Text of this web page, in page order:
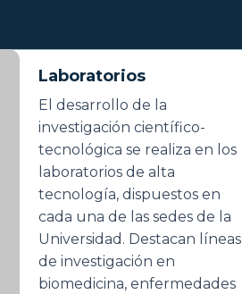
Laboratorios
El desarrollo de la
investigación científico-
tecnológica se realiza en los
laboratorios de alta
tecnología, dispuestos en
cada una de las sedes de la
Universidad. Destacan líneas
de investigación en
biomedicina, enfermedades